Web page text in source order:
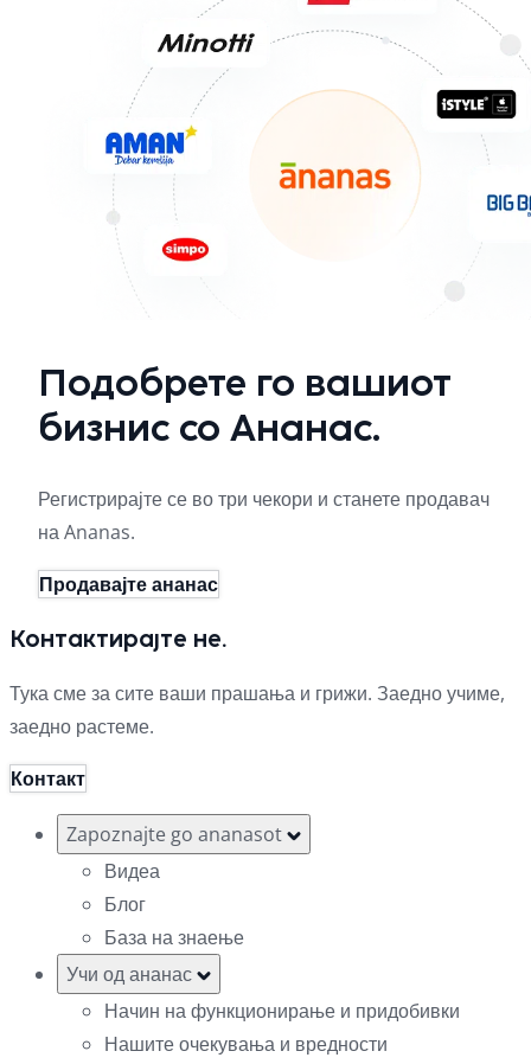
Подобрете го вашиот
бизнис со Ананас.
Регистрирајте се во три чекори и станете продавач
на Ananas.
Продавајте ананас
Контактирајте не.
Тука сме за сите ваши прашања и грижи. Заедно учиме,
заедно растеме.
Контакт
Zapoznajte go ananasot
Видеа
Блог
База на знаење
Учи од ананас
Начин на функционирање и придобивки
Нашите очекувања и вредности